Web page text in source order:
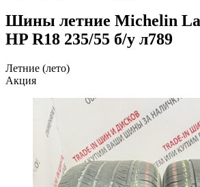
Шины летние Michelin
HP R18 235/55 б/у л789
Летние (лето)
Акция